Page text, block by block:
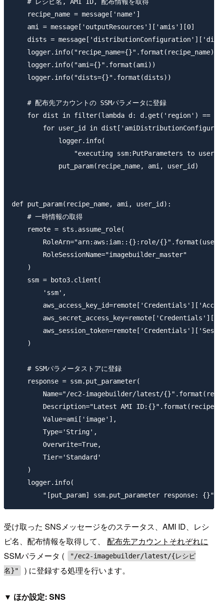
    recipe_name = message['name']
    ami = message['outputResources']['amis'][0]
dists =
    logger.info("recipe_name={}".format(recipe_name))
    logger.info("ami={}".format(ami))
    logger.info("dists={}".format(dists))
    # 配布先アカウントの SSMパラメータに登録
for dist in filter(lambda d: d.get('region') ==
for user_id in
            logger.info(
"executing ssm:PutParameters to
            put_param(recipe_name, ami, user_id)
def put_param(recipe_name, ami, user_id):
    # 一時情報の取得
    remote = sts.assume_role(
RoleArn="arn:aws:iam::{}:role/
        RoleSessionName="imagebuilder_master"
    )
    ssm = boto3.client(
        'ssm',
    )
    # SSMパラメータストアに登録
    response = ssm.put_parameter(
Name="/ec2-imagebuilder/latest/
Description="Latest AMI
        Value=ami['image'],
        Type='String',
        Overwrite=True,
        Tier='Standard'
    )
    logger.info(
受け取った SNSメッセージをのステータス、AMI ID、レシ
ピ名、配布情報を取得して、 配布先アカウントそれぞれに
SSMパラメータ (
"/ec2-imagebuilder/latest/{レシピ
名}"
) に登録する処理を行います。
▼ ほか設定: SNS